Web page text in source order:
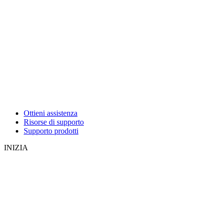
Ottieni assistenza
Risorse di supporto
Supporto prodotti
INIZIA